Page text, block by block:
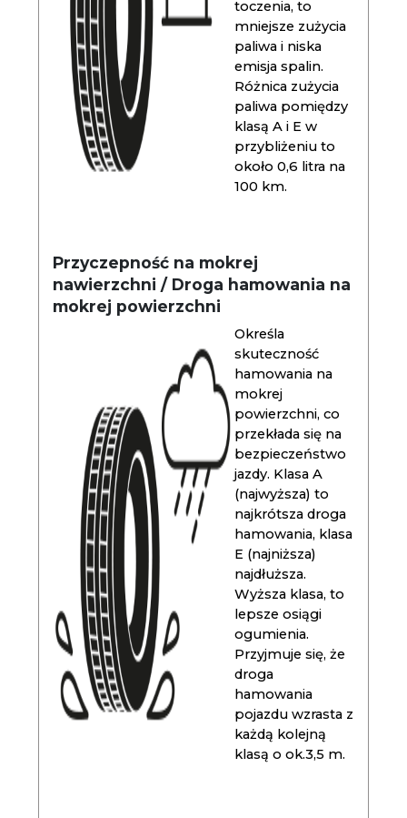
toczenia, to
mniejsze zużycia
paliwa i niska
emisja spalin.
Różnica zużycia
paliwa pomiędzy
klasą A i E w
przybliżeniu to
około 0,6 litra na
100 km.
Przyczepność na mokrej
nawierzchni / Droga hamowania na
mokrej powierzchni
Określa
skuteczność
hamowania na
mokrej
powierzchni, co
przekłada się na
bezpieczeństwo
jazdy. Klasa A
(najwyższa) to
najkrótsza droga
hamowania, klasa
E (najniższa)
najdłuższa.
Wyższa klasa, to
lepsze osiągi
ogumienia.
Przyjmuje się, że
droga
hamowania
pojazdu wzrasta z
każdą kolejną
klasą o ok.3,5 m.